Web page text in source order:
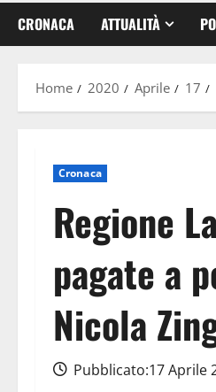
CRONACA ATTUALITÀ
Home 2020 Aprile 17
Cronaca
Regione
pagate a
Nicola
Pubblicato:17 Aprile